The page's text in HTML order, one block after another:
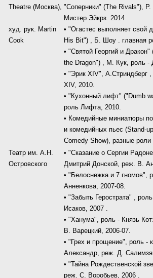
Theatre (Москва),
худ. рук. Martin
Cook
"Соперники" (The Rivals"),
Мистер Эйкрз. 2014
• "Огастес выполняет свой
His Bit") , Б. Шоу . главная
• "Святой Георгий и
the Dragon") , М. Кук, роль -
• "Эрик XIV", А.Стриндберг
XIV, 2010.
• "Кухонный лифт" ("Dumb
роль Лифта, 2010.
• Комедийные миниатюры
и комедийных пьес (Stand-up
Comedy Show), разные роли
Театр им. А.Н.
Островского
• "Сказание о Сергии
Дмитрий Донской, реж. В.
• "Белоснежка и 7 гномов",
Анненкова, 2007-08.
• "Забыть Герострата" ,
Исаков, 2007 .
• "Ханума", роль - Князь
В. Варецкий, 2006-07.
• "Грех и прощение", роль -
Александр, реж. Д.
• "Тайна Рождественской
реж. С. Воробьев, 2006 .